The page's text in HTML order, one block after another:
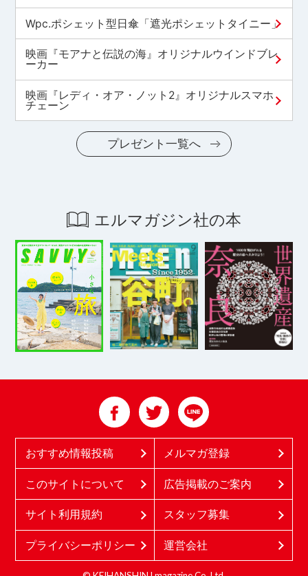
Wpc.ポシェット型日傘「遮光ポシェットタイニー」
映画『モアナと伝説の海』オリジナルウインドブレ
ーカー
映画『レディ・オア・ノット2』オリジナルスマホ
チェーン
プレゼント一覧へ
エルマガジン社の本
おすすめ情報投稿 メルマガ登録
このサイトについて 広告掲載のご案内
サイト利用規約 スタッフ募集
プライバシーポリシー 運営会社